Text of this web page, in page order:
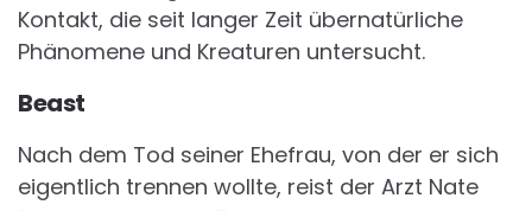
Kontakt, die seit langer Zeit übernatürliche
Phänomene und Kreaturen untersucht.
Beast
Nach dem Tod seiner Ehefrau, von der er sich
eigentlich trennen wollte, reist der Arzt Nate